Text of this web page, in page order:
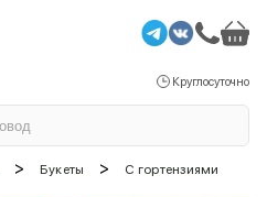
Круглосуточно
> Букеты > С гортензиями